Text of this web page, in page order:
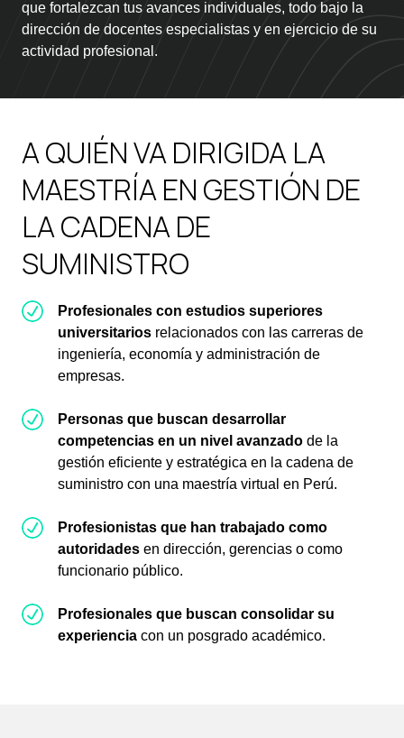
que fortalezcan tus avances individuales, todo bajo la
dirección de docentes especialistas y en ejercicio de su
actividad profesional.
A QUIÉN VA DIRIGIDA LA
MAESTRÍA EN GESTIÓN DE
LA CADENA DE
SUMINISTRO
Profesionales con estudios superiores
universitarios relacionados con las carreras de
ingeniería, economía y administración de
empresas.
Personas que buscan desarrollar
competencias en un nivel avanzado de la
gestión eficiente y estratégica en la cadena de
suministro con una maestría virtual en Perú.
Profesionistas que han trabajado como
autoridades en dirección, gerencias o como
funcionario público.
Profesionales que buscan consolidar su
experiencia con un posgrado académico.